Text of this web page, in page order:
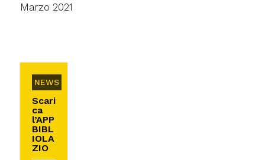
Marzo 2021
NEWS
Scari
ca
l’APP
BIBL
IOLA
ZIO